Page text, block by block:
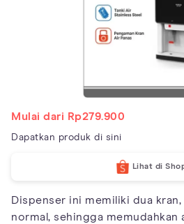
Mulai dari Rp279.900
Dapatkan produk di sini
Lihat di
Dispenser ini memiliki dua
normal, sehingga memudahkan